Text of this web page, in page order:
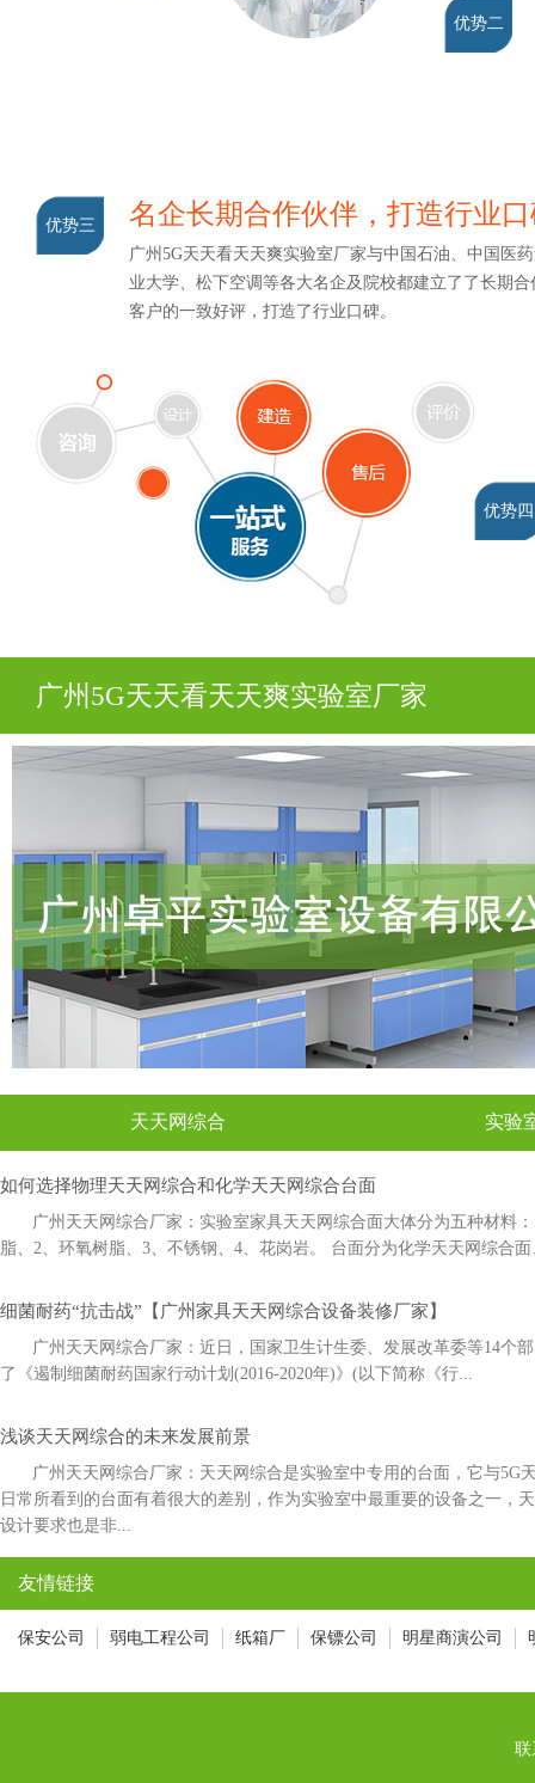
优势二
优势三 名企长期合作伙伴，打造行业
广州5G天天看天天爽实验室厂家与中国石油、中国医药集
业大学、松下空调等各大名企及院校都建立了了长期合
客户的一致好评，打造了行业口碑。
优势四
广州5G天天看天天爽实验室厂家
天天网综合 实验
如何选择物理天天网综合和化学天天网综合台面
广州天天网综合厂家：实验室家具天天网综合面大体分为五种材料：
脂、2、环氧树脂、3、不锈钢、4、花岗岩。 台面分为化学天天网综合面
细菌耐药“抗击战”【广州家具天天网综合设备装修厂家】
广州天天网综合厂家：近日，国家卫生计生委、发展改革委等14
了《遏制细菌耐药国家行动计划(2016-2020年)》(以下简称《行...
浅谈天天网综合的未来发展前景
广州天天网综合厂家：天天网综合是实验室中专用的台面，它与5G
日常所看到的台面有着很大的差别，作为实验室中最重要的设备之一，
设计要求也是非...
友情链接
保安公司 弱电工程公司 纸箱厂 保镖公司 明星商演公司
联